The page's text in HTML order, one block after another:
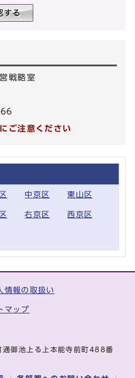
戦略室
ご注意ください
中京区 東山区
右京区 西京区
情報の取扱い
マップ
御池上る上本能寺前町488番